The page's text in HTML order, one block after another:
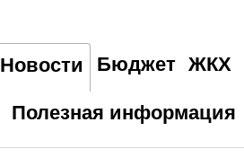
Новости Бюджет ЖКХ
Полезная информация